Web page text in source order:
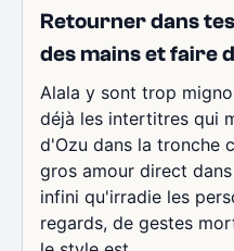
Retourner dans
des mains et faire
Alala y sont trop
déjà les intertitres qui
d'Ozu dans la tronche
gros amour direct
infini qu'irradie les
regards, de gestes